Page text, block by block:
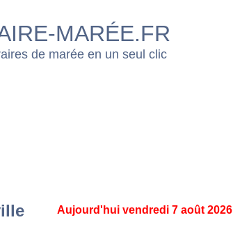
MARÉE.FR
de marée en un seul clic
Aujourd'hui vendredi 7 août 2026